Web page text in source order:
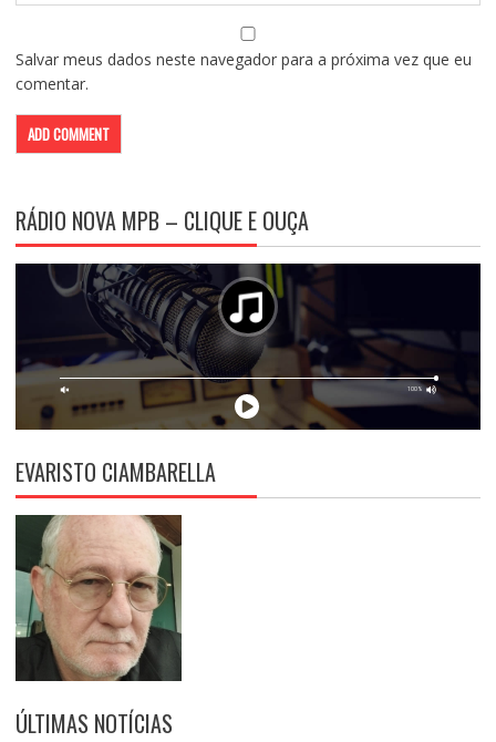
Salvar meus dados neste navegador para a próxima vez que eu
comentar.
RÁDIO NOVA MPB – CLIQUE E OUÇA
EVARISTO CIAMBARELLA
ÚLTIMAS NOTÍCIAS